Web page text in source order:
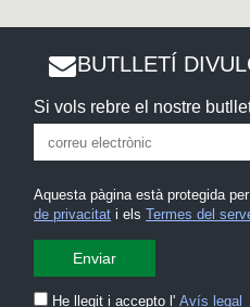
BUTLLETÍ
Si vols rebre el nostre
Aquesta pàgina està protegida
de privacitat i elsTermes del
He llegit i accepto l'Avís legal